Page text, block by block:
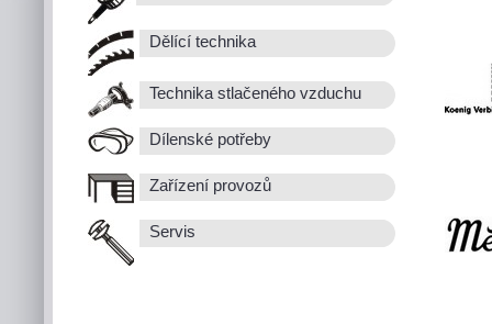
Dělící technika
Technika stlačeného vzduchu
Dílenské potřeby
Zařízení provozů
Servis